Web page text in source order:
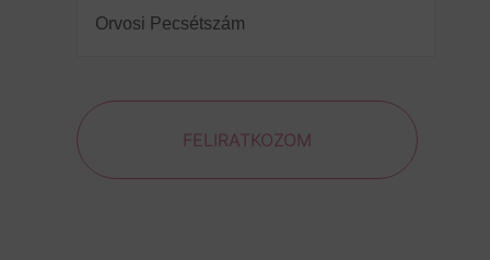
Pecsétszám(Required)
FELIRATKOZOM